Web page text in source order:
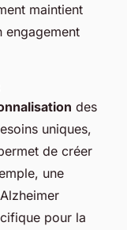
maintient
engagement
des
uniques,
de créer
une
pour la